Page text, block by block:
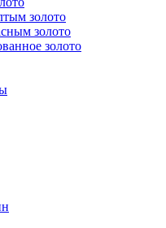
золото
золото
золото